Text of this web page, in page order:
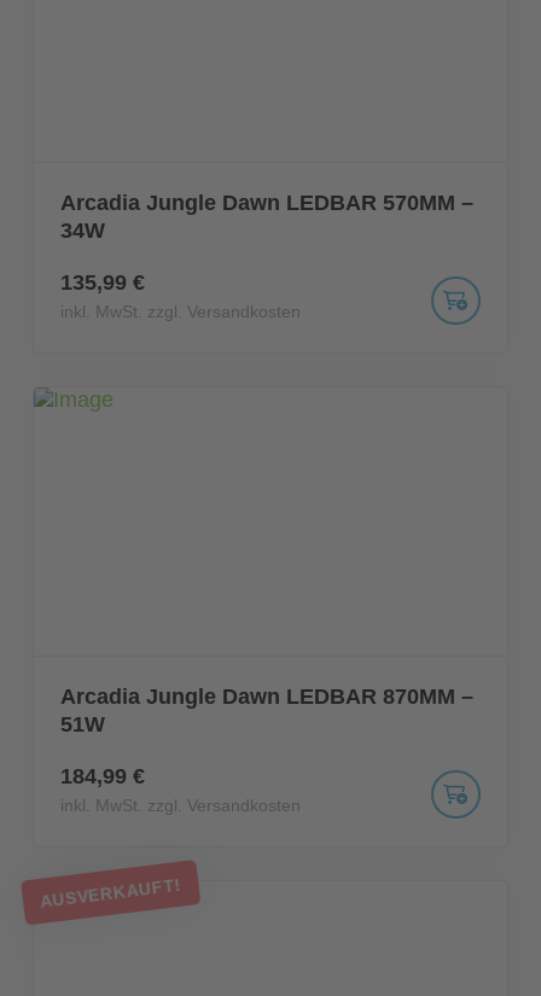
Arcadia Jungle Dawn LEDBAR 570MM –
34W
135,99 €
inkl. MwSt. zzgl. Versandkosten
Arcadia Jungle Dawn LEDBAR 870MM –
51W
184,99 €
inkl. MwSt. zzgl. Versandkosten
AUSVERKAUFT!